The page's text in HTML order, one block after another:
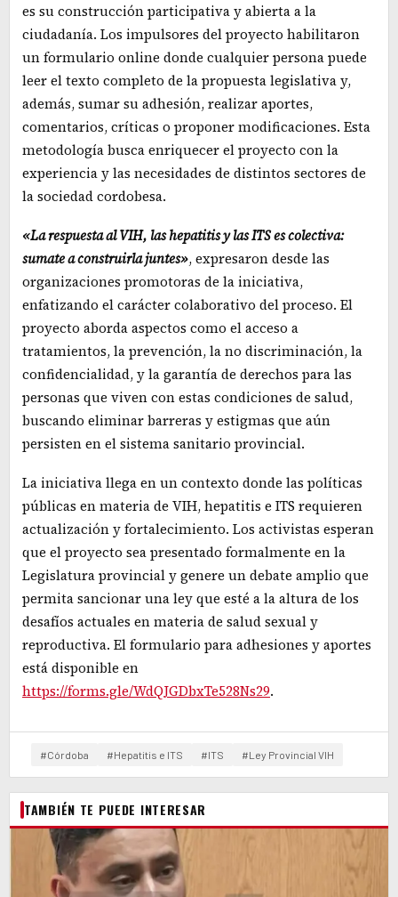
es su construcción participativa y abierta a la
ciudadanía. Los impulsores del proyecto habilitaron
un formulario online donde cualquier persona puede
leer el texto completo de la propuesta legislativa y,
además, sumar su adhesión, realizar aportes,
comentarios, críticas o proponer modificaciones. Esta
metodología busca enriquecer el proyecto con la
experiencia y las necesidades de distintos sectores de
la sociedad cordobesa.
«La respuesta al VIH, las hepatitis y las ITS es colectiva:
sumate a construirla juntes», expresaron desde las
organizaciones promotoras de la iniciativa,
enfatizando el carácter colaborativo del proceso. El
proyecto aborda aspectos como el acceso a
tratamientos, la prevención, la no discriminación, la
confidencialidad, y la garantía de derechos para las
personas que viven con estas condiciones de salud,
buscando eliminar barreras y estigmas que aún
persisten en el sistema sanitario provincial.
La iniciativa llega en un contexto donde las políticas
públicas en materia de VIH, hepatitis e ITS requieren
actualización y fortalecimiento. Los activistas esperan
que el proyecto sea presentado formalmente en la
Legislatura provincial y genere un debate amplio que
permita sancionar una ley que esté a la altura de los
desafíos actuales en materia de salud sexual y
reproductiva. El formulario para adhesiones y aportes
está disponible en
https://forms.gle/WdQJGDbxTe528Ns29.
#Córdoba #Hepatitis e ITS #ITS #Ley Provincial VIH
TAMBIÉN TE PUEDE INTERESAR